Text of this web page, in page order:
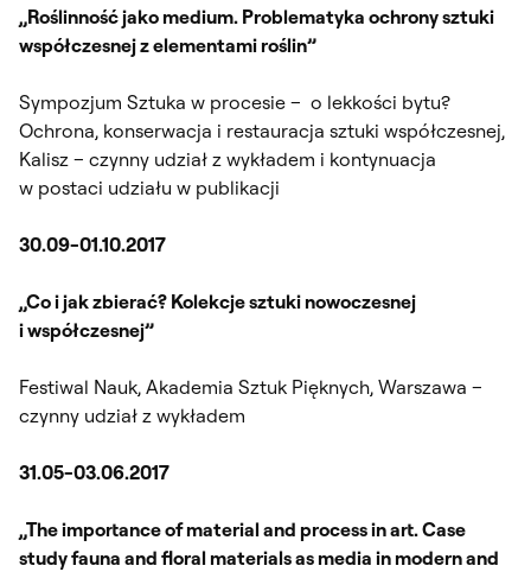
„Roślinność jako medium. Problematyka ochrony sztuki
współczesnej z elementami roślin”
Sympozjum Sztuka w procesie – o lekkości bytu?
Ochrona, konserwacja i restauracja sztuki współczesnej,
Kalisz – czynny udział z wykładem i kontynuacja
w postaci udziału w publikacji
30.09-01.10.2017
„Co i jak zbierać? Kolekcje sztuki nowoczesnej
i współczesnej”
Festiwal Nauk, Akademia Sztuk Pięknych, Warszawa –
czynny udział z wykładem
31.05-03.06.2017
„The importance of material and process in art. Case
study fauna and floral materials as media in modern and